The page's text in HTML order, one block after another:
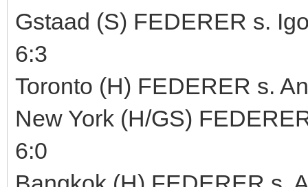
Gstaad (S) FEDERER s.
6:3
Toronto (H) FEDERER s.
New York (H/GS)
6:0